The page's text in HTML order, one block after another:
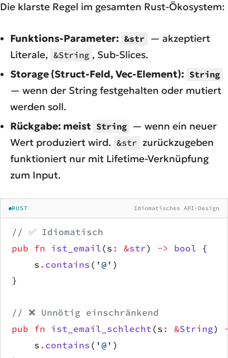
Die klarste Regel im gesamten Rust-Ökosystem:
Funktions-Parameter: &str — akzeptiert
Literale, &String , Sub-Slices.
Storage (Struct-Feld, Vec-Element): String
— wenn der String festgehalten oder mutiert
werden soll.
Rückgabe: meist String — wenn ein neuer
Wert produziert wird. &str zurückzugeben
funktioniert nur mit Lifetime-Verknüpfung
zum Input.
RUST Idiomatisches API-Design
// ✅ Idiomatisch
pub fn ist_email(s: &str) -> bool {
    s
. contains( '@' )
}
// ❌ Unnötig einschränkend
pub fn ist_email_schlecht(s: &String)
    s
. contains( '@' )